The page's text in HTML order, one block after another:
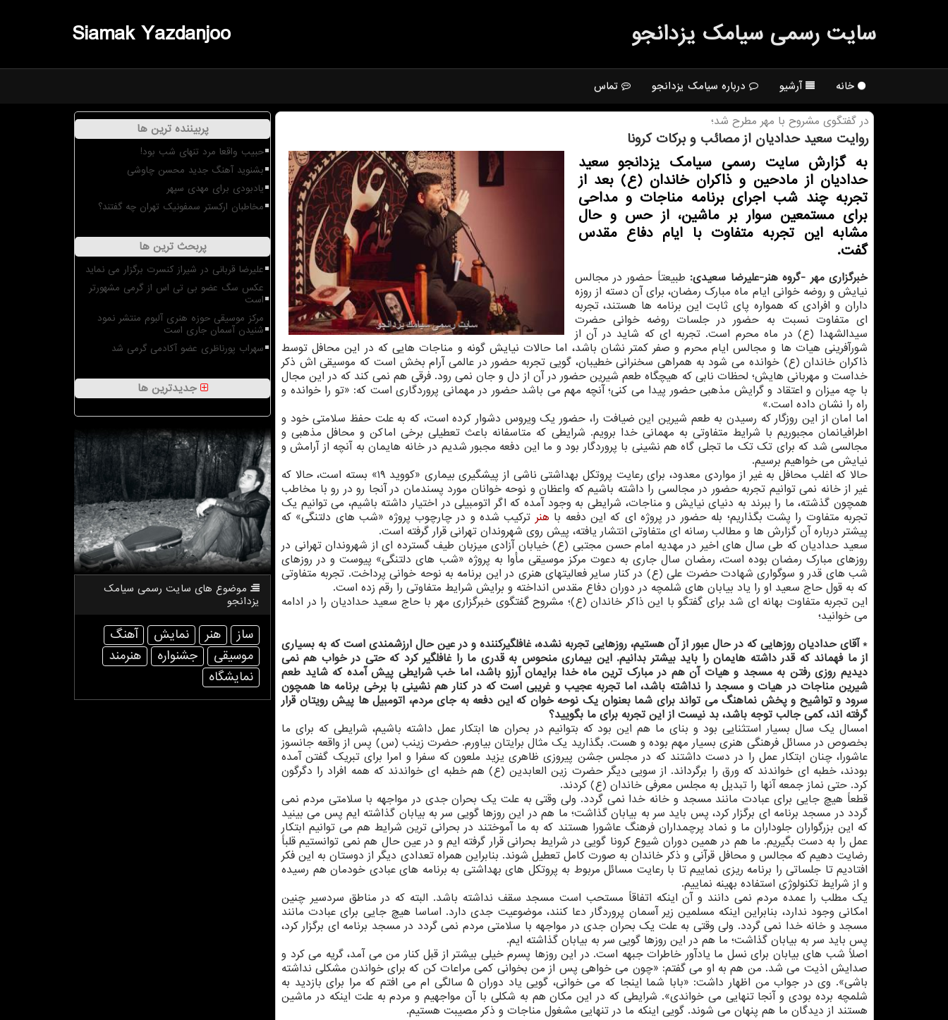
Siamak Yazdanjoo سایت رسمی سیامك یزدانجو
خانه آرشیو درباره سیامک یزدانجو تماس
در گفتگوی مشروح با مهر مطرح شد؛
روایت سعید حدادیان از مصائب و بركات كرونا
به گزارش سایت رسمی سیامك یزدانجو سعید
حدادیان از مادحین و ذاكران خاندان (ع) بعد از
تجربه چند شب اجرای برنامه مناجات و مداحی
برای مستمعین سوار بر ماشین، از حس و حال
مشابه این تجربه متفاوت با ایام دفاع مقدس
گفت.
خبرگزاری مهر -گروه هنر-علیرضا سعیدی: طبیعتاً حضور در مجالس
نیایش و روضه خوانی ایام ماه مبارک رمضان، برای آن دسته از روزه
داران و افرادی که همواره پای ثابت این برنامه ها هستند، تجربه
ای متفاوت نسبت به حضور در جلسات روضه خوانی حضرت
سیدالشهدا (ع) در ماه محرم است. تجربه ای که شاید در آن از
شورآفرینی هیات ها و مجالس ایام محرم و صفر کمتر نشان باشد، اما حالات نیایش گونه و مناجات هایی که در این محافل توسط
ذاکران خاندان (ع) خوانده می شود به همراهی سخنرانی خطیبان، گویی تجربه حضور در عالمی آرام بخش است که موسیقی اش ذکر
خداست و مهربانی هایش؛ لحظات نابی که هیچگاه طعم شیرین حضور در آن از دل و جان نمی رود. فرقی هم نمی کند که در این مجال
با چه میزان و اعتقاد و گرایش مذهبی حضور پیدا می کنی؛ آنچه مهم می باشد حضور در مهمانی پروردگاری است که: «تو را خوانده و
راه را نشان داده است.»
اما امان از این روزگار که رسیدن به طعم شیرین این ضیافت را، حضور یک ویروس دشوار کرده است، که به علت حفظ سلامتی خود و
اطرافیانمان مجبوریم با شرایط متفاوتی به مهمانی خدا برویم. شرایطی که متاسفانه باعث تعطیلی برخی اماکن و محافل مذهبی و
مجالسی شد که برای تک تک ما تجلی گاه هم نشینی با پروردگار بود و ما این دفعه مجبور شدیم در خانه هایمان به آنچه از آرامش و
نیایش می خواهیم برسیم.
حالا که اغلب محافل به غیر از مواردی معدود، برای رعایت پروتکل بهداشتی ناشی از پیشگیری بیماری «کووید ۱۹» بسته است، حالا که
غیر از خانه نمی توانیم تجربه حضور در مجالسی را داشته باشیم که واعظان و نوحه خوانان مورد پسندمان در آنجا رو در رو با مخاطب
همچون گذشته، ما را ببرند به دنیای نیایش و مناجات، شرایطی به وجود آمده که اگر اتومبیلی در اختیار داشته باشیم، می توانیم یک
تجربه متفاوت را پشت بگذاریم؛ بله حضور در پروژه ای که این دفعه با هنر ترکیب شده و در چارچوب پروژه «شب های دلتنگی» که
پیشتر درباره آن گزارش ها و مطالب رسانه ای متفاوتی انتشار یافته، پیش روی شهروندان تهرانی قرار گرفته است.
سعید حدادیان که طی سال های اخیر در مهدیه امام حسن مجتبی (ع) خیابان آزادی میزبان طیف گسترده ای از شهروندان تهرانی در
روزهای مبارک رمضان بوده است، رمضان سال جاری به دعوت مرکز موسیقی مأوا به پروژه «شب های دلتنگی» پیوست و در روزهای
شب های قدر و سوگواری شهادت حضرت علی (ع) در کنار سایر فعالیتهای هنری در این برنامه به نوحه خوانی پرداخت. تجربه متفاوتی
که به قول حاج سعید او را یاد بیابان های شلمچه در دوران دفاع مقدس انداخته و برایش شرایط متفاوتی را رقم زده است.
این تجربه متفاوت بهانه ای شد برای گفتگو با این ذاکر خاندان (ع)؛ مشروح گفتگوی خبرگزاری مهر با حاج سعید حدادیان را در ادامه
می خوانید؛
*آقای حدادیان روزهایی که در حال عبور از آن هستیم، روزهایی تجربه نشده، غافلگیرکننده و در عین حال ارزشمندی است که به بسیاری
از ما فهماند که قدر داشته هایمان را باید بیشتر بدانیم. این بیماری منحوس به قدری ما را غافلگیر کرد که حتی در خواب هم نمی
دیدیم روزی رفتن به مسجد و هیات آن هم در مبارک ترین ماه خدا برایمان آرزو باشد، اما خب شرایطی پیش آمده که شاید طعم
شیرین مناجات در هیات و مسجد را نداشته باشد، اما تجربه عجیب و غریبی است که در کنار هم نشینی با برخی برنامه ها همچون
سرود و تواشیح و پخش نماهنگ می تواند برای شما بعنوان یک نوحه خوان که این دفعه به جای مردم، اتومبیل ها پیش رویتان قرار
گرفته اند، کمی جالب توجه باشد، بد نیست از این تجربه برای ما بگویید؟
امسال یک سال بسیار استثنایی بود و بنای ما هم این بود که بتوانیم در بحران ها ابتکار عمل داشته باشیم، شرایطی که برای ما
بخصوص در مسائل فرهنگی هنری بسیار مهم بوده و هست. بگذارید یک مثال برایتان بیاورم. حضرت زینب (س) پس از واقعه جانسوز
عاشورا، چنان ابتکار عمل را در دست داشتند که در مجلس جشن پیروزی ظاهری یزید ملعون که سفرا و امرا برای تبریک گفتن آمده
بودند، خطبه ای خواندند که ورق را برگرداند. از سویی دیگر حضرت زین العابدین (ع) هم خطبه ای خواندند که همه افراد را دگرگون
کرد. حتی نماز جمعه آنها را تبدیل به مجلس معرفی خاندان (ع) کردند.
قطعاً هیچ جایی برای عبادت مانند مسجد و خانه خدا نمی گردد. ولی وقتی به علت یک بحران جدی در مواجهه با سلامتی مردم نمی
گردد در مسجد برنامه ای برگزار کرد، پس باید سر به بیابان گذاشت؛ ما هم در این روزها گویی سر به بیابان گذاشته ایم پس می بینید
که این بزرگواران جلوداران ما و نماد پرچمداران فرهنگ عاشورا هستند که به ما آموختند در بحرانی ترین شرایط هم می توانیم ابتکار
عمل را به دست بگیریم. ما هم در همین دوران شیوع کرونا گویی در شرایط بحرانی قرار گرفته ایم و در عین حال هم نمی توانستیم قلباً
رضایت دهیم که مجالس و محافل قرآنی و ذکر خاندان به صورت کامل تعطیل شوند. بنابراین همراه تعدادی دیگر از دوستان به این فکر
افتادیم تا جلساتی را برنامه ریزی نماییم تا با رعایت مسائل مربوط به پروتکل های بهداشتی به برنامه های عبادی خودمان هم رسیده
و از شرایط تکنولوژی استفاده بهینه نماییم.
یک مطلب را عمده مردم نمی دانند و آن اینکه اتفاقاً مستحب است مسجد سقف نداشته باشد. البته که در مناطق سردسیر چنین
امکانی وجود ندارد، بنابراین اینکه مسلمین زیر آسمان پروردگار دعا کنند، موضوعیت جدی دارد. اساسا هیچ جایی برای عبادت مانند
مسجد و خانه خدا نمی گردد. ولی وقتی به علت یک بحران جدی در مواجهه با سلامتی مردم نمی گردد در مسجد برنامه ای برگزار کرد،
پس باید سر به بیابان گذاشت؛ ما هم در این روزها گویی سر به بیابان گذاشته ایم.
اصلاً شب های بیابان برای نسل ما یادآور خاطرات جبهه است. در این روزها پسرم خیلی بیشتر از قبل کنار من می آمد، گریه می کرد و
صدایش اذیت می شد. من هم به او می گفتم: «چون می خواهی پس از من بخوانی کمی مراعات کن که برای خواندن مشکلی نداشته
باشی». وی در جواب من اظهار داشت: «بابا شما اینجا که می خوانی، گویی یاد دوران ۵ سالگی ام می افتم که مرا برای بازدید به
شلمچه برده بودی و آنجا تنهایی می خواندی». شرایطی که در این مکان هم به شکلی با آن مواجهیم و مردم به علت اینکه در ماشین
هستند از دیدگان ما هم پنهان می شوند. گویی اینکه ما در تنهایی مشغول مناجات و ذکر مصیبت هستیم.
پربیننده ترین ها
حبیب واقعا مرد تنهای شب بود!
بشنوید آهنگ جدید محسن چاوشی
یادبودی برای مهدی سپهر
مخاطبان ارکستر سمفونیک تهران چه گفتند؟
پربحث ترین ها
علیرضا قربانی در شیراز کنسرت برگزار می نماید
عکس سگ عضو بی تی اس از گرمی مشهورتر
است
مرکز موسیقی حوزه هنری آلبوم منتشر نمود
شنیدن آسمان جاری است
سهراب پورناظری عضو آکادمی گرمی شد
جدیدترین ها
موضوع های سایت رسمی سیامك
یزدانجو
ساز هنر نمایش
آهنگ
موسیقی
جشنواره
هنرمند
نمایشگاه